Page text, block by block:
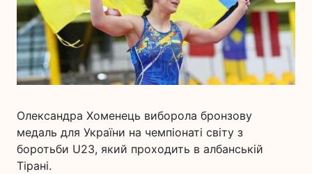
Олександра Хоменець виборола бронзову
медаль для України на чемпіонаті світу з
боротьби U23, який проходить в албанській
Тірані.